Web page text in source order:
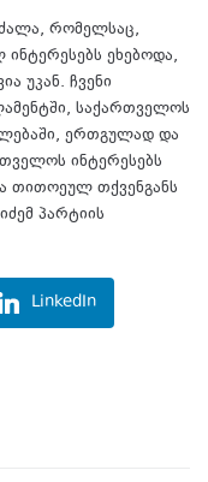
რომელსაც,
ეხებოდა,
უკან. ჩვენი
საქართველოს
ერთგულად და
ინტერესებს
თითოეულ თქვენგანს
პარტიის
LinkedIn